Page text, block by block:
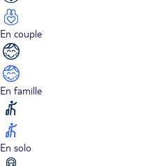
En couple
En famille
En solo